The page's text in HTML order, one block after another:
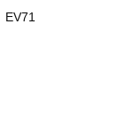
EV71